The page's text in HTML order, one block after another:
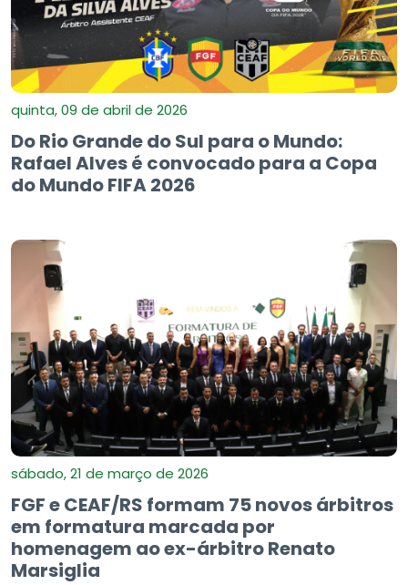
quinta, 09 de abril de 2026
Do Rio Grande do Sul para o Mundo:
Rafael Alves é convocado para a Copa
do Mundo FIFA 2026
sábado, 21 de março de 2026
FGF e CEAF/RS formam 75 novos árbitros
em formatura marcada por
homenagem ao ex-árbitro Renato
Marsiglia